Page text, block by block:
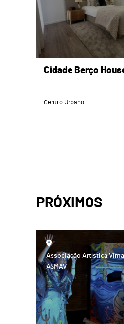
Cidade Berço
Centro Urbano
PRÓXIMOS
Associação Artística
ASMAV